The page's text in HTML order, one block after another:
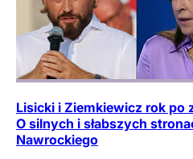
Lisicki i Ziemkiewicz rok po
O silnych i słabszych
Nawrockiego